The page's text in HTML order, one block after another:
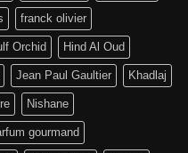
franck olivier
Orchid Hind Al Oud
Jean Paul Gaultier Khadlaj
Nishane
gourmand